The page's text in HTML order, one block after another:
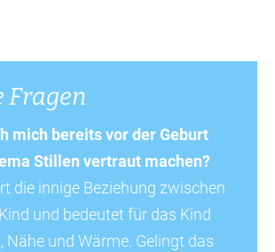
Fragen
mich bereits vor der Geburt
Stillen vertraut machen?
die innige Beziehung zwischen
und bedeutet für das Kind
Nähe und Wärme. Gelingt das